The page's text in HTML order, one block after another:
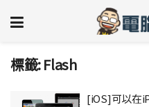
標籤:Flash
[iOS]可以在